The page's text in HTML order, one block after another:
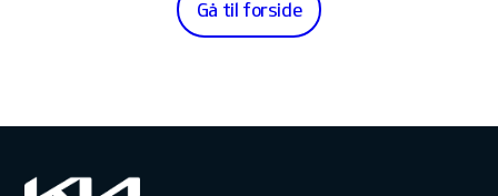
Gå til forside